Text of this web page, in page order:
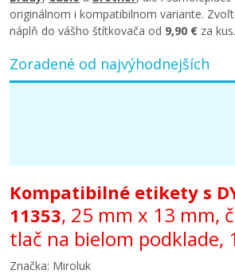
originálnom i kompatibilnom variante.
náplň do vášho štítkovača od 9,90 € za kus.
Zoradené od najvýhodnejších
Kompatibilné etikety s
11353, 25 mm x 13 mm,
tlač na bielom podklade,
Značka: Miroluk